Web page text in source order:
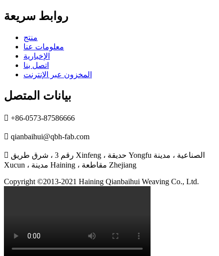
روابط سريعة
منتج
معلومات عنا
الإخبارية
اتصل بنا
المخزون عبر الإنترنت
بيانات المتصل
 +86-0573-87586666
 qianbaihui@qbh-fab.com
 رقم 3 ، شرق طريق Xinfeng ، حديقة Yongfu الصناعية ، مدينة
Xucun ، مدينة Haining ، مقاطعة Zhejiang
Copyright ©2013-2021 Haining Qianbaihui Weaving Co., Ltd.